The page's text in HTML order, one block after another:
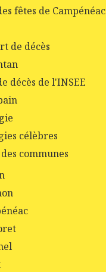
fêtes de Campénéac
de décès
décès de l'INSEE
célèbres
communes